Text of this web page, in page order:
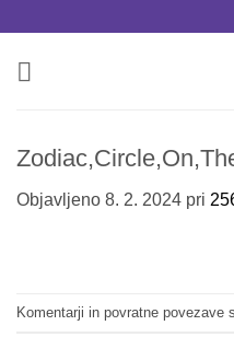
vsebino
Objavljeno 8. 2. 2024 pri
Komentarji in povratne povezave